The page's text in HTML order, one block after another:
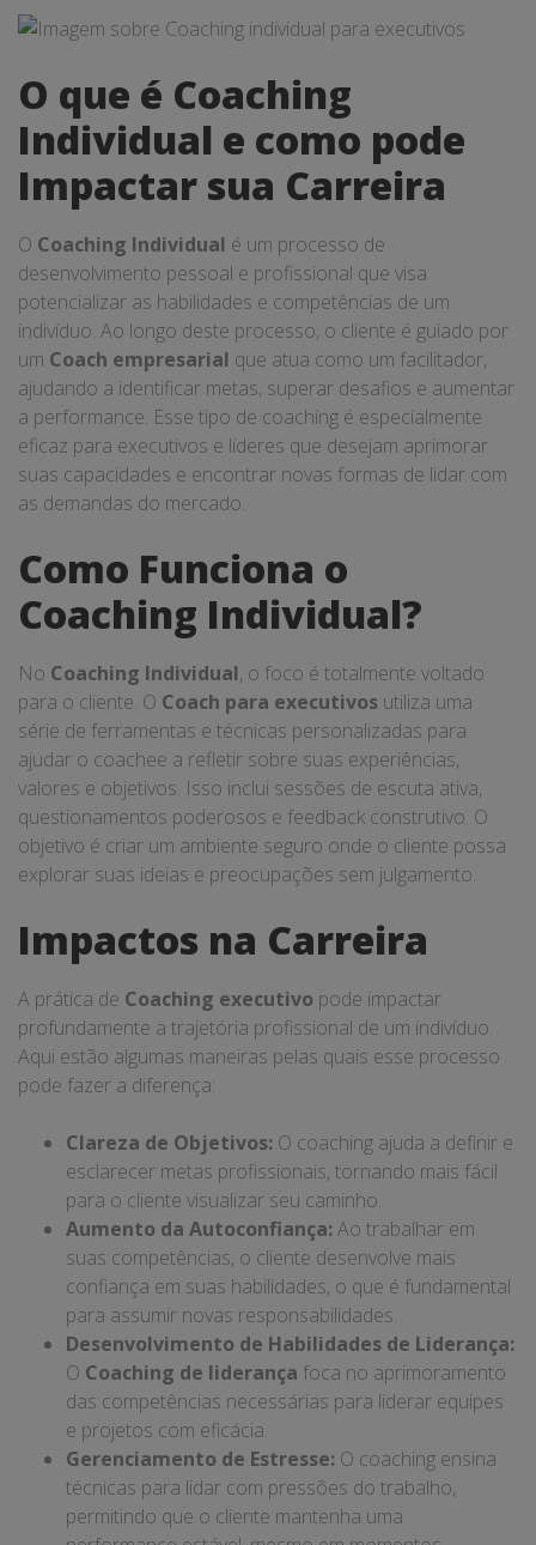
O que é Coaching
Individual e como pode
Impactar sua Carreira
O Coaching Individual é um processo de
desenvolvimento pessoal e profissional que visa
potencializar as habilidades e competências de um
indivíduo. Ao longo deste processo, o cliente é guiado por
um Coach empresarial que atua como um facilitador,
ajudando a identificar metas, superar desafios e aumentar
a performance. Esse tipo de coaching é especialmente
eficaz para executivos e líderes que desejam aprimorar
suas capacidades e encontrar novas formas de lidar com
as demandas do mercado.
Como Funciona o
Coaching Individual?
No Coaching Individual, o foco é totalmente voltado
para o cliente. O Coach para executivos utiliza uma
série de ferramentas e técnicas personalizadas para
ajudar o coachee a refletir sobre suas experiências,
valores e objetivos. Isso inclui sessões de escuta ativa,
questionamentos poderosos e feedback construtivo. O
objetivo é criar um ambiente seguro onde o cliente possa
explorar suas ideias e preocupações sem julgamento.
Impactos na Carreira
A prática de Coaching executivo pode impactar
profundamente a trajetória profissional de um indivíduo.
Aqui estão algumas maneiras pelas quais esse processo
pode fazer a diferença:
Clareza de Objetivos: O coaching ajuda a definir e
esclarecer metas profissionais, tornando mais fácil
para o cliente visualizar seu caminho.
Aumento da Autoconfiança: Ao trabalhar em
suas competências, o cliente desenvolve mais
confiança em suas habilidades, o que é fundamental
para assumir novas responsabilidades.
Desenvolvimento de Habilidades de Liderança:
O Coaching de liderança foca no aprimoramento
das competências necessárias para liderar equipes
e projetos com eficácia.
Gerenciamento de Estresse: O coaching ensina
técnicas para lidar com pressões do trabalho,
permitindo que o cliente mantenha uma